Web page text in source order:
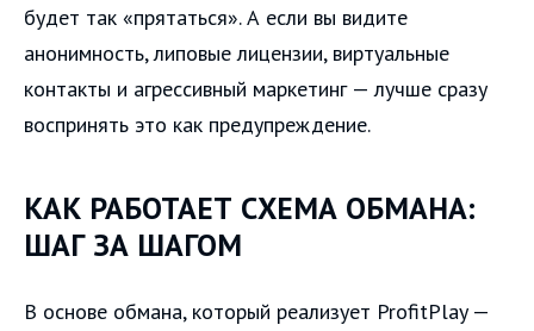
будет так «прятаться». А если вы видите
анонимность, липовые лицензии, виртуальные
контакты и агрессивный маркетинг — лучше сразу
воспринять это как предупреждение.
КАК РАБОТАЕТ СХЕМА ОБМАНА:
ШАГ ЗА ШАГОМ
В основе обмана, который реализует ProfitPlay —